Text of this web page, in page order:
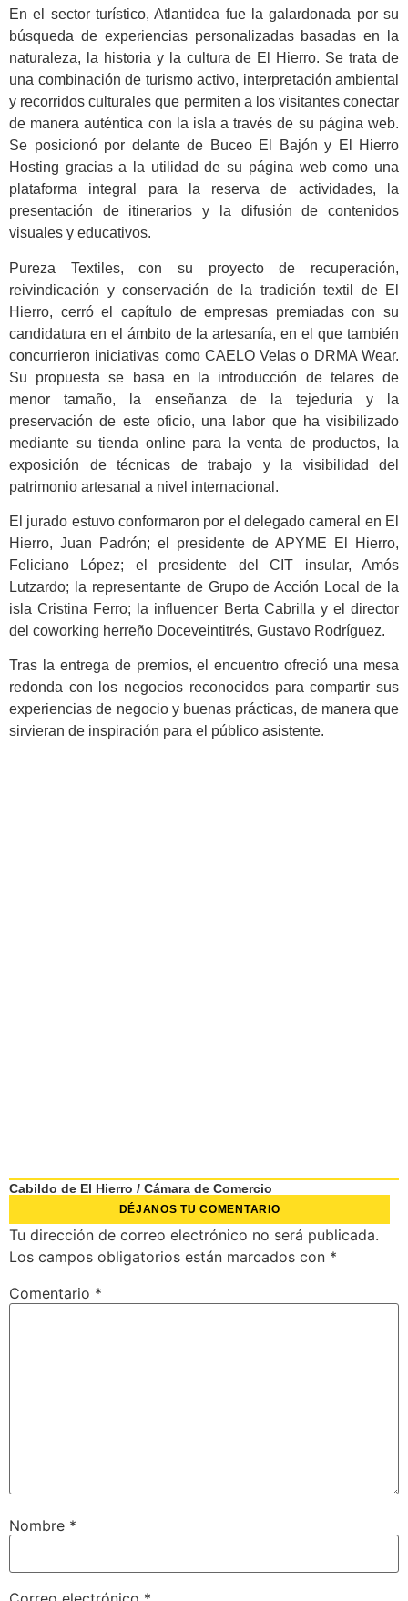
En el sector turístico, Atlantidea fue la galardonada por su
búsqueda de experiencias personalizadas basadas en la
naturaleza, la historia y la cultura de El Hierro. Se trata de
una combinación de turismo activo, interpretación ambiental
y recorridos culturales que permiten a los visitantes conectar
de manera auténtica con la isla a través de su página web.
Se posicionó por delante de Buceo El Bajón y El Hierro
Hosting gracias a la utilidad de su página web como una
plataforma integral para la reserva de actividades, la
presentación de itinerarios y la difusión de contenidos
visuales y educativos.
Pureza Textiles, con su proyecto de recuperación,
reivindicación y conservación de la tradición textil de El
Hierro, cerró el capítulo de empresas premiadas con su
candidatura en el ámbito de la artesanía, en el que también
concurrieron iniciativas como CAELO Velas o DRMA Wear.
Su propuesta se basa en la introducción de telares de
menor tamaño, la enseñanza de la tejeduría y la
preservación de este oficio, una labor que ha visibilizado
mediante su tienda online para la venta de productos, la
exposición de técnicas de trabajo y la visibilidad del
patrimonio artesanal a nivel internacional.
El jurado estuvo conformaron por el delegado cameral en El
Hierro, Juan Padrón; el presidente de APYME El Hierro,
Feliciano López; el presidente del CIT insular, Amós
Lutzardo; la representante de Grupo de Acción Local de la
isla Cristina Ferro; la influencer Berta Cabrilla y el director
del coworking herreño Doceveintitrés, Gustavo Rodríguez.
Tras la entrega de premios, el encuentro ofreció una mesa
redonda con los negocios reconocidos para compartir sus
experiencias de negocio y buenas prácticas, de manera que
sirvieran de inspiración para el público asistente.
Cabildo de El Hierro / Cámara de Comercio
DÉJANOS TU COMENTARIO
Tu dirección de correo electrónico no será publicada.
Los campos obligatorios están marcados con *
Comentario *
Nombre *